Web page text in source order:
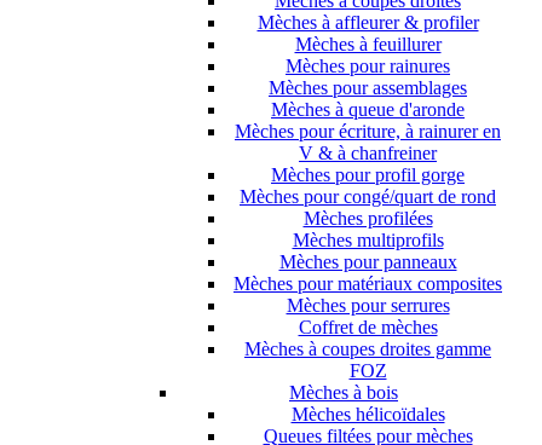
Mèches à affleurer & profiler
Mèches à feuillurer
Mèches pour rainures
Mèches pour assemblages
Mèches à queue d'aronde
Mèches pour écriture, à rainurer en
V & à chanfreiner
Mèches pour profil gorge
Mèches pour congé/quart de rond
Mèches profilées
Mèches multiprofils
Mèches pour panneaux
Mèches pour matériaux composites
Mèches pour serrures
Coffret de mèches
Mèches à coupes droites gamme
FOZ
Mèches à bois
Mèches hélicoïdales
Queues filtées pour mèches